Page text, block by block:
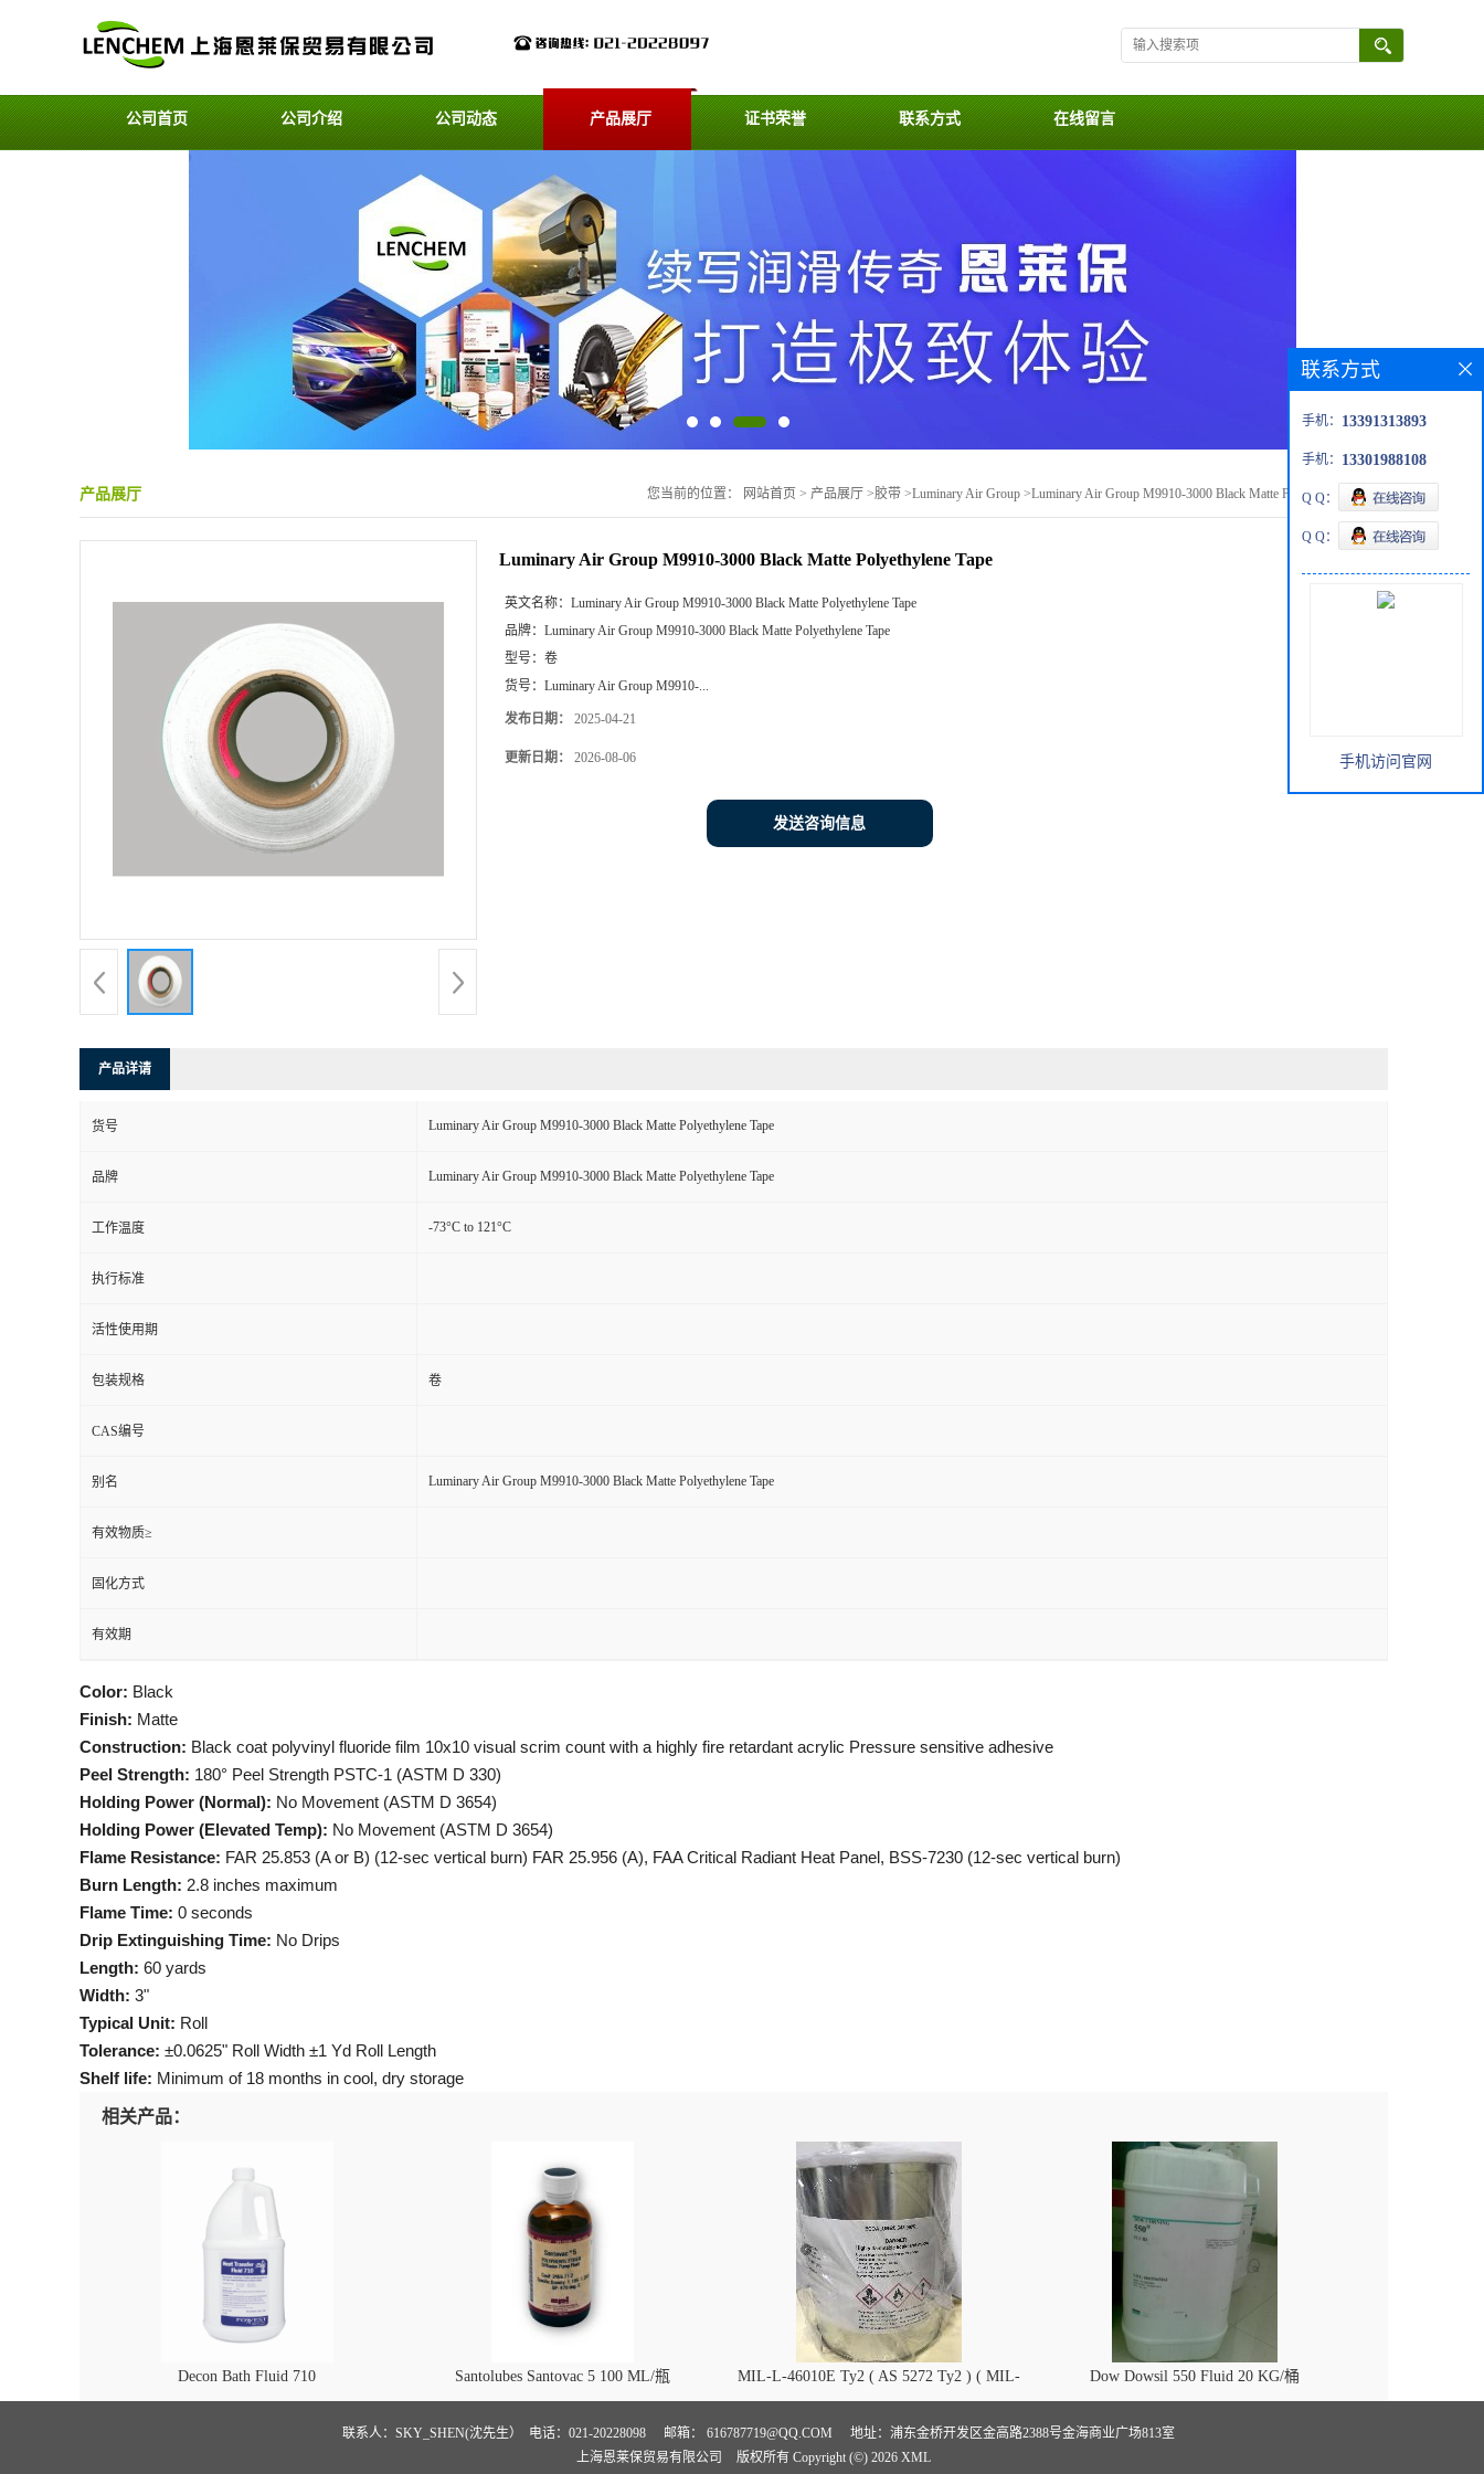
公司首页 公司介绍 公司动态 产品展厅 证书荣誉 联系方式 在线留言
产品展厅 您当前的位置： 网站首页 > 产品展厅 >胶带 >Luminary Air Group >Luminary Air Group M9910-3000 Black Matte Polyethylene Tape
Luminary Air Group M9910-3000 Black Matte Polyethylene Tape
英文名称： Luminary Air Group M9910-3000 Black Matte Polyethylene Tape
品牌： Luminary Air Group M9910-3000 Black Matte Polyethylene Tape
型号： 卷
货号： Luminary Air Group M9910-...
发布日期： 2025-04-21
更新日期： 2026-08-06
发送咨询信息
产品详请
货号 Luminary Air Group M9910-3000 Black Matte Polyethylene Tape
品牌 Luminary Air Group M9910-3000 Black Matte Polyethylene Tape
工作温度 -73°C to 121°C
执行标准
活性使用期
包装规格 卷
CAS编号
别名 Luminary Air Group M9910-3000 Black Matte Polyethylene Tape
有效物质≥
固化方式
有效期
Color: Black
Finish: Matte
Construction: Black coat polyvinyl fluoride film 10x10 visual scrim count with a highly fire retardant acrylic Pressure sensitive adhesive
Peel Strength: 180° Peel Strength PSTC-1 (ASTM D 330)
Holding Power (Normal): No Movement (ASTM D 3654)
Holding Power (Elevated Temp): No Movement (ASTM D 3654)
Flame Resistance: FAR 25.853 (A or B) (12-sec vertical burn) FAR 25.956 (A), FAA Critical Radiant Heat Panel, BSS-7230 (12-sec vertical burn)
Burn Length: 2.8 inches maximum
Flame Time: 0 seconds
Drip Extinguishing Time: No Drips
Length: 60 yards
Width: 3"
Typical Unit: Roll
Tolerance: ±0.0625" Roll Width ±1 Yd Roll Length
Shelf life: Minimum of 18 months in cool, dry storage
相关产品：
Decon Bath Fluid 710 Santolubes Santovac 5 100 ML/瓶
MIL-L-46010E Ty2 ( AS 5272 Ty2 ) ( MIL-
L-46010 )干膜润滑剂
Dow Dowsil 550 Fluid 20 KG/桶
联系方式
手机： 13391313893
手机： 13301988108
Q Q：
Q Q：
手机访问官网
联系人：SKY_SHEN(沈先生） 电话：021-20228098 邮箱： 616787719@QQ.COM
地址：浦东金桥开发区金高路2388号金海商业广场813室
上海恩莱保贸易有限公司
版权所有 Copyright (©) 2026 XML